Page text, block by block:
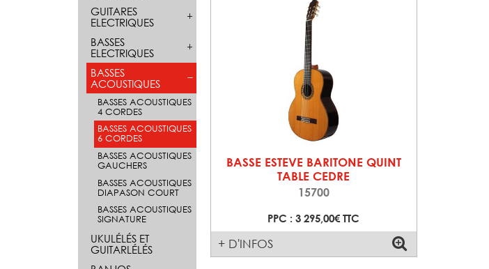
GUITARES
ELECTRIQUES
BASSES
ELECTRIQUES
BASSES
ACOUSTIQUES
BASSES ACOUSTIQUES
4 CORDES
BASSES ACOUSTIQUES
6 CORDES
BASSES ACOUSTIQUES
GAUCHERS
BASSES ACOUSTIQUES
DIAPASON COURT
BASSES ACOUSTIQUES
SIGNATURE
UKULÉLÉS ET
GUITARLÉLÉS
BASSE ESTEVE BARITONE QUINT
TABLE CEDRE
15700
PPC : 3 295,00€ TTC
+ D'INFOS